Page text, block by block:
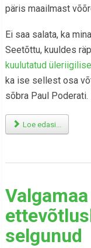
päris maailmast
Ei saa salata, ka
Seetõttu, kuuldes
kuulutatud
ka ise sellest osa
sõbra Paul
Loe edasi...
selgunud